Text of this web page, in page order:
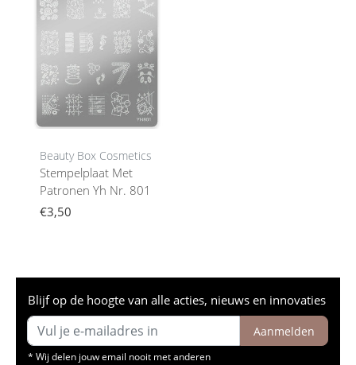
Beauty Box Cosmetics
Stempelplaat Met
Patronen Yh Nr. 801
€3,50
Blijf op de hoogte van alle acties, nieuws en innovaties
Aanmelden
* Wij delen jouw email nooit met anderen